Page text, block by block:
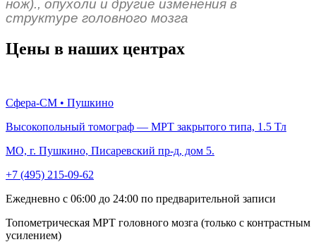
нож)., опухоли и другие изменения в
структуре головного мозга
Цены в наших центрах
Сфера-СМ • Пушкино
Высокопольный томограф — МРТ закрытого типа, 1.5 Тл
МО, г. Пушкино, Писаревский пр-д, дом 5.
+7 (495) 215-09-62
Ежедневно с 06:00 до 24:00 по предварительной записи
Топометрическая МРТ головного мозга (только с контрастным
усилением)